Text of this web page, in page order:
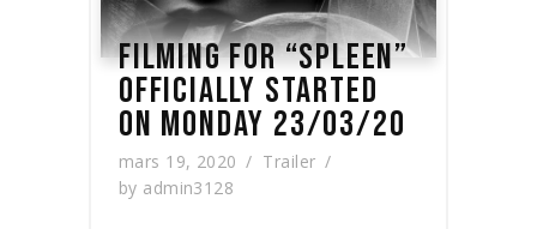
FILMING FOR “SPLEEN”
OFFICIALLY STARTED
ON MONDAY 23/03/20
mars 19, 2020
Trailer
by admin3128